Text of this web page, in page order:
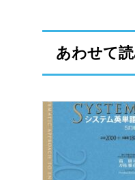
あわせて